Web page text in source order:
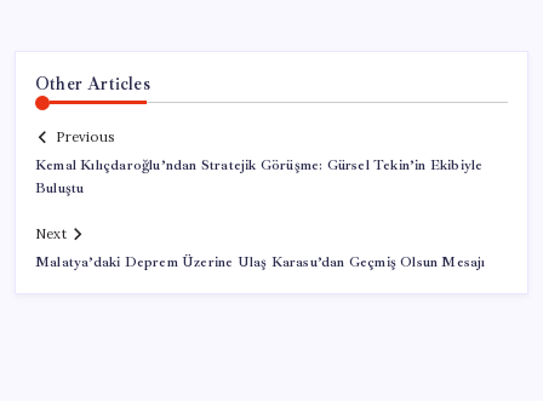
Other Articles
Previous
Kemal Kılıçdaroğlu’ndan Stratejik Görüşme: Gürsel Tekin’in Ekibiyle
Buluştu
Next
Malatya’daki Deprem Üzerine Ulaş Karasu’dan Geçmiş Olsun Mesajı